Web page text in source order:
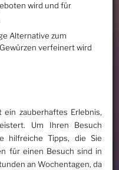
wird und für
Alternative zum
verfeinert wird
zauberhaftes Erlebnis,
Um Ihren Besuch
hilfreiche Tipps, die Sie
für einen Besuch sind in
an Wochentagen, da